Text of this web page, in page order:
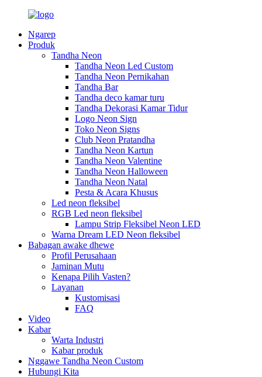
Ngarep
Produk
Tandha Neon
Tandha Neon Led Custom
Tandha Neon Pernikahan
Tandha Bar
Tandha deco kamar turu
Tandha Dekorasi Kamar Tidur
Logo Neon Sign
Toko Neon Signs
Club Neon Pratandha
Tandha Neon Kartun
Tandha Neon Valentine
Tandha Neon Halloween
Tandha Neon Natal
Pesta & Acara Khusus
Led neon fleksibel
RGB Led neon fleksibel
Lampu Strip Fleksibel Neon LED
Warna Dream LED Neon fleksibel
Babagan awake dhewe
Profil Perusahaan
Jaminan Mutu
Kenapa Pilih Vasten?
Layanan
Kustomisasi
FAQ
Video
Kabar
Warta Industri
Kabar produk
Nggawe Tandha Neon Custom
Hubungi Kita